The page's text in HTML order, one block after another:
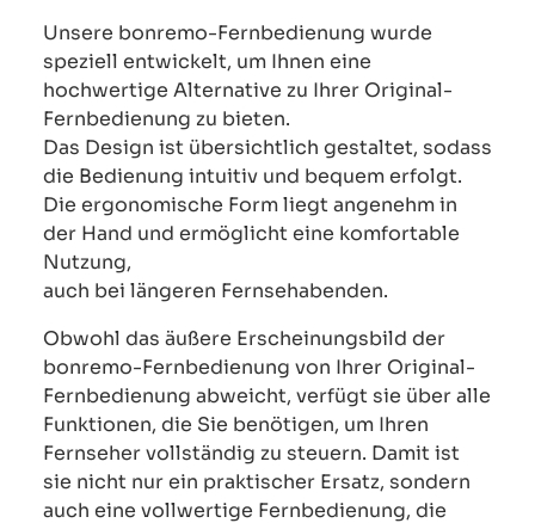
Unsere bonremo-Fernbedienung wurde
speziell entwickelt, um Ihnen eine
hochwertige Alternative zu Ihrer Original-
Fernbedienung zu bieten.
Das Design ist übersichtlich gestaltet, sodass
die Bedienung intuitiv und bequem erfolgt.
Die ergonomische Form liegt angenehm in
der Hand und ermöglicht eine komfortable
Nutzung,
auch bei längeren Fernsehabenden.
Obwohl das äußere Erscheinungsbild der
bonremo-Fernbedienung von Ihrer Original-
Fernbedienung abweicht, verfügt sie über alle
Funktionen, die Sie benötigen, um Ihren
Fernseher vollständig zu steuern. Damit ist
sie nicht nur ein praktischer Ersatz, sondern
auch eine vollwertige Fernbedienung, die